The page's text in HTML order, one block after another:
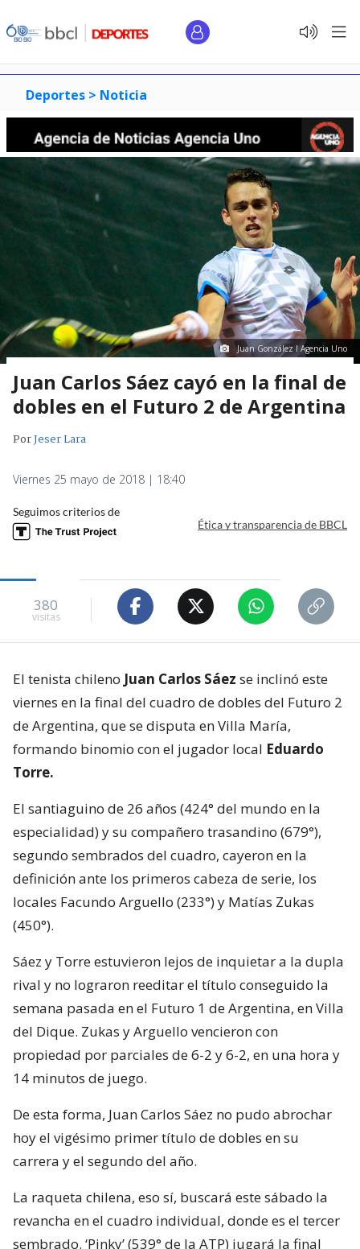
Deportes > Noticia
Juan González I Agencia Uno
Juan Carlos Sáez cayó en la final de
dobles en el Futuro 2 de Argentina
PorJeser Lara
Viernes 25 mayo de 2018 | 18:40
Seguimos criterios de
Ética y transparencia de BBCL
380
visitas
El tenista chileno Juan Carlos Sáez se inclinó este
viernes en la final del cuadro de dobles del Futuro 2
de Argentina, que se disputa en Villa María,
formando binomio con el jugador local Eduardo
Torre.
El santiaguino de 26 años (424° del mundo en la
especialidad) y su compañero trasandino (679°),
segundo sembrados del cuadro, cayeron en la
definición ante los primeros cabeza de serie, los
locales Facundo Arguello (233°) y Matías Zukas
(450°).
Sáez y Torre estuvieron lejos de inquietar a la dupla
rival y no lograron reeditar el título conseguido la
semana pasada en el Futuro 1 de Argentina, en Villa
del Dique. Zukas y Arguello vencieron con
propiedad por parciales de 6-2 y 6-2, en una hora y
14 minutos de juego.
De esta forma, Juan Carlos Sáez no pudo abrochar
hoy el vigésimo primer título de dobles en su
carrera y el segundo del año.
La raqueta chilena, eso sí, buscará este sábado la
revancha en el cuadro individual, donde es el tercer
sembrado. ‘Pinky’ (539° de la ATP) jugará la final